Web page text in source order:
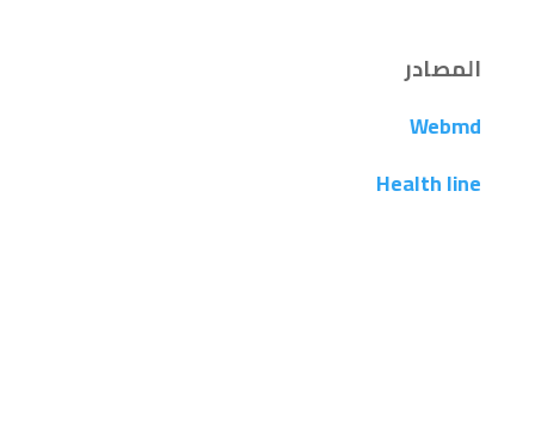
المصادر
Webmd
Health line